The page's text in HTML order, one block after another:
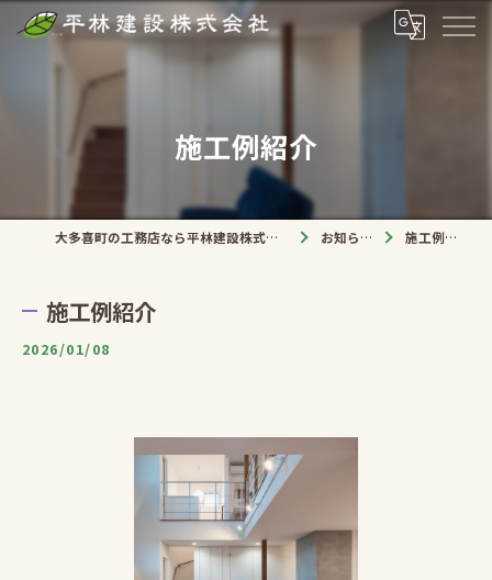
施工例紹介
大多喜町の工務店なら平林建設株式会社 お知らせ 施工例紹介
施工例紹介
2026/01/08